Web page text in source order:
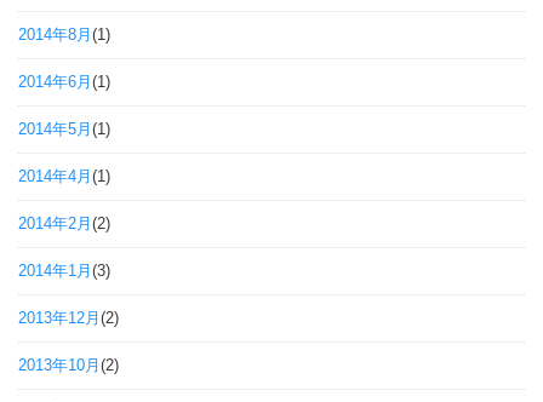
2014年8月 (1)
2014年6月 (1)
2014年5月 (1)
2014年4月 (1)
2014年2月 (2)
2014年1月 (3)
2013年12月 (2)
2013年10月 (2)